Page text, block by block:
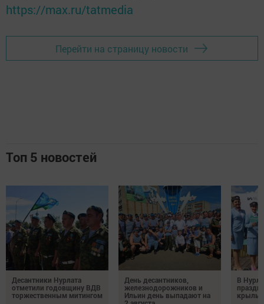
https://max.ru/tatmedia
Перейти на страницу новости
Топ 5 новостей
Десантники Нурлата
отметили годовщину ВДВ
торжественным митингом
День десантников,
железнодорожников и
Ильин день выпадают на
В